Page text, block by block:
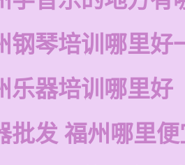
钢琴培训哪里好
乐器培训哪里好
批发 福州哪里